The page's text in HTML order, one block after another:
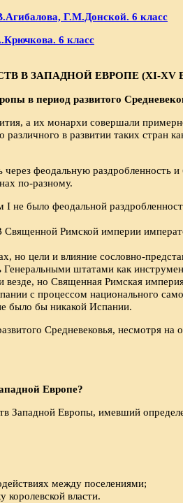
Г.М.Донской. 6 класс
6 класс
В ЗАПАДНОЙ ЕВРОПЕ (XI-XV
в период развитого
а их монархи совершали
в развитии таких
феодальную раздробленность
по-разному.
I не было феодальной
Римской империи
цели и влияние сословно-
Генеральными штатами как
но Священная Римская
с процессом национального
было бы никакой Испании.
Средневековья, несмотря
Европе?
Западной Европы, имевший
между поселениями;
королевской власти.